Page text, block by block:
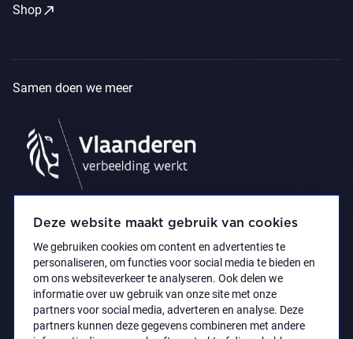
Deze website maakt gebruik van cookies
We gebruiken cookies om content en advertenties te
personaliseren, om functies voor social media te bieden en
om ons websiteverkeer te analyseren. Ook delen we
informatie over uw gebruik van onze site met onze
partners voor social media, adverteren en analyse. Deze
partners kunnen deze gegevens combineren met andere
Shopcall_made
Samen doen we meer